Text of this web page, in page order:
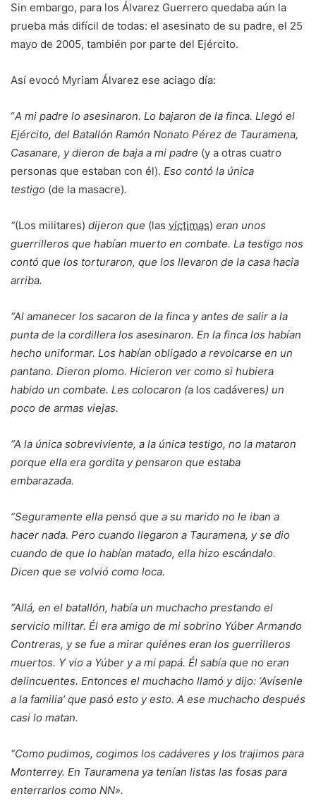
Sin embargo, para los Álvarez Guerrero quedaba aún la
prueba más difícil de todas: el asesinato de su padre, el 25
mayo de 2005, también por parte del Ejército.
Así evocó Myriam Álvarez ese aciago día:
“A mi padre lo asesinaron. Lo bajaron de la finca. Llegó el
Ejército, del Batallón Ramón Nonato Pérez de Tauramena,
Casanare, y dieron de baja a mi padre (y a otras cuatro
personas que estaban con él). Eso contó la única
testigo (de la masacre).
“(Los militares) dijeron que (las víctimas) eran unos
guerrilleros que habían muerto en combate. La testigo nos
contó que los torturaron, que los llevaron de la casa hacia
arriba.
“Al amanecer los sacaron de la finca y antes de salir a la
punta de la cordillera los asesinaron. En la finca los habían
hecho uniformar. Los habían obligado a revolcarse en un
pantano. Dieron plomo. Hicieron ver como si hubiera
habido un combate. Les colocaron (a los cadáveres) un
poco de armas viejas.
“A la única sobreviviente, a la única testigo, no la mataron
porque ella era gordita y pensaron que estaba
embarazada.
“Seguramente ella pensó que a su marido no le iban a
hacer nada. Pero cuando llegaron a Tauramena, y se dio
cuando de que lo habían matado, ella hizo escándalo.
Dicen que se volvió como loca.
“Allá, en el batallón, había un muchacho prestando el
servicio militar. Él era amigo de mi sobrino Yúber Armando
Contreras, y se fue a mirar quiénes eran los guerrilleros
muertos. Y vio a Yúber y a mi papá. Él sabía que no eran
delincuentes. Entonces el muchacho llamó y dijo: ‘Avísenle
a la familia’ que pasó esto y esto. A ese muchacho después
casi lo matan.
“Como pudimos, cogimos los cadáveres y los trajimos para
Monterrey. En Tauramena ya tenían listas las fosas para
enterrarlos como NN».